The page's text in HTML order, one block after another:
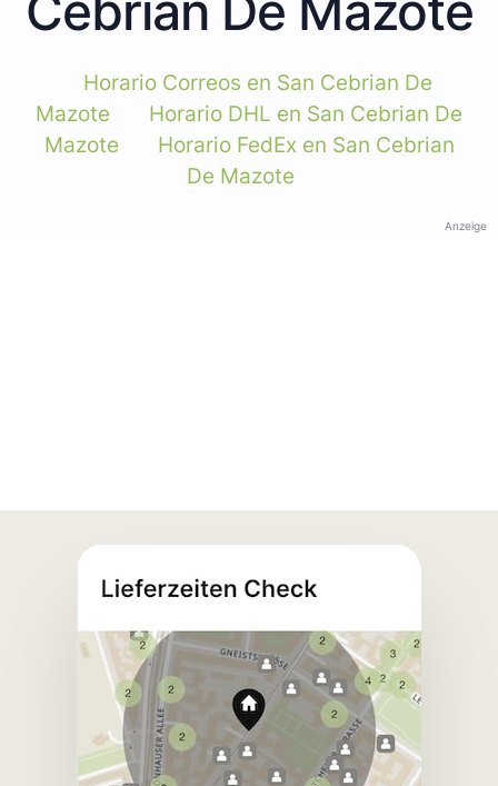
Horario Correos en San Cebrian De
Mazote
Horario DHL en San Cebrian De
Mazote
Horario FedEx en San Cebrian
De Mazote
Anzeige